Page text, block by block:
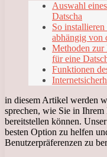
Auswahl
Datscha
So
abhängig von
Methoden zur
für eine
Funktionen
in diesem Artikel werden
sprechen, wie Sie in
bereitstellen können.
besten Option zu helfen
Benutzerpräferenzen zu